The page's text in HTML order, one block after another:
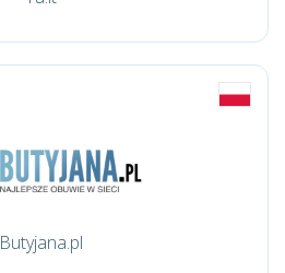
Butyjana.pl